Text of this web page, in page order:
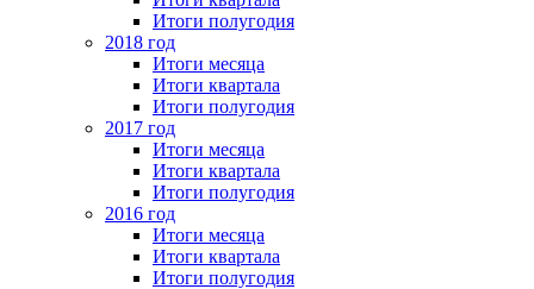
Итоги полугодия
2018 год
Итоги месяца
Итоги квартала
Итоги полугодия
2017 год
Итоги месяца
Итоги квартала
Итоги полугодия
2016 год
Итоги месяца
Итоги квартала
Итоги полугодия